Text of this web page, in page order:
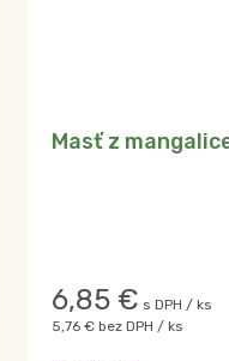
Masť z
6,85 € s DPH / ks
5,76 € bez DPH / ks